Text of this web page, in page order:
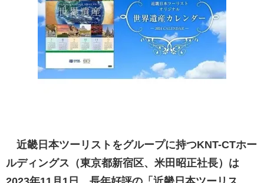
近畿日本ツーリストをグループに持つKNT-CTホー
ルディングス（東京都新宿区、米田昭正社長）は